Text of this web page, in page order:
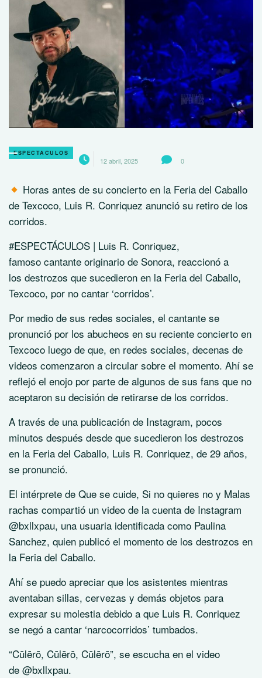
ESPECTACULOS
12 abril, 2025 0
Horas antes de su concierto en la Feria del Caballo
de Texcoco, Luis R. Conriquez anunció su retiro de los
corridos.
#ESPECTÁCULOS | Luis R. Conriquez,
famoso cantante originario de Sonora, reaccionó a
los destrozos que sucedieron en la Feria del Caballo,
Texcoco, por no cantar ‘corridos’.
Por medio de sus redes sociales, el cantante se
pronunció por los abucheos en su reciente concierto en
Texcoco luego de que, en redes sociales, decenas de
videos comenzaron a circular sobre el momento. Ahí se
reflejó el enojo por parte de algunos de sus fans que no
aceptaron su decisión de retirarse de los corridos.
A través de una publicación de Instagram, pocos
minutos después desde que sucedieron los destrozos
en la Feria del Caballo, Luis R. Conriquez, de 29 años,
se pronunció.
El intérprete de Que se cuide, Si no quieres no y Malas
rachas compartió un video de la cuenta de Instagram
@bxllxpau, una usuaria identificada como Paulina
Sanchez, quien publicó el momento de los destrozos en
la Feria del Caballo.
Ahí se puedo apreciar que los asistentes mientras
aventaban sillas, cervezas y demás objetos para
expresar su molestia debido a que Luis R. Conriquez
se negó a cantar ‘narcocorridos’ tumbados.
“Cūlērō, Cūlērō, Cūlērō”, se escucha en el video
de @bxllxpau.